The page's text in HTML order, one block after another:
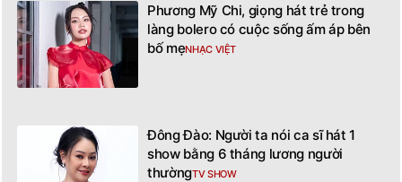
Phương Mỹ Chi, giọng hát trẻ trong
làng bolero có cuộc sống ấm áp bên
bố mẹNHẠC VIỆT
Đông Đào: Người ta nói ca sĩ hát 1
show bằng 6 tháng lương người
thườngTV SHOW